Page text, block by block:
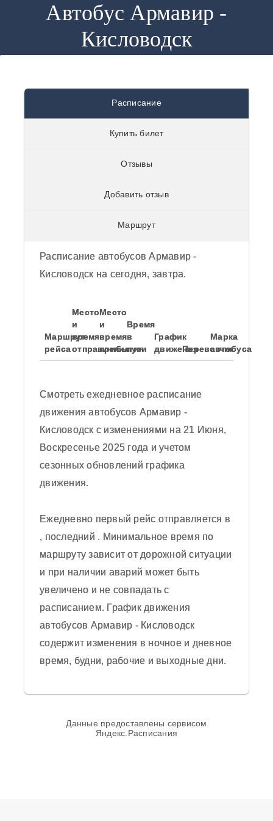
Автобус Армавир -
Кисловодск
Расписание
Купить билет
Отзывы
Добавить отзыв
Маршрут
Расписание автобусов Армавир -
Кисловодск на сегодня, завтра.
Маршрут
рейса
Место
и
время
отправления
Место
и
время
прибытия
Время
в
пути
График
движенияПеревозчик
Марка
автобуса
Смотреть ежедневное расписание
движения автобусов Армавир -
Кисловодск с изменениями на 21 Июня,
Воскресенье 2025 года и учетом
сезонных обновлений графика
движения.
Ежедневно первый рейс отправляется в
, последний . Минимальное время по
маршруту зависит от дорожной ситуации
и при наличии аварий может быть
увеличено и не совпадать с
расписанием. График движения
автобусов Армавир - Кисловодск
содержит изменения в ночное и дневное
время, будни, рабочие и выходные дни.
Армавир -
0 /5
Отправить отзыв
Средняя оценка пассажиров автобуса 0
из 5 на основании 0 отзывов на 2025
год.
Данные предоставлены сервисом
Яндекс.Расписания